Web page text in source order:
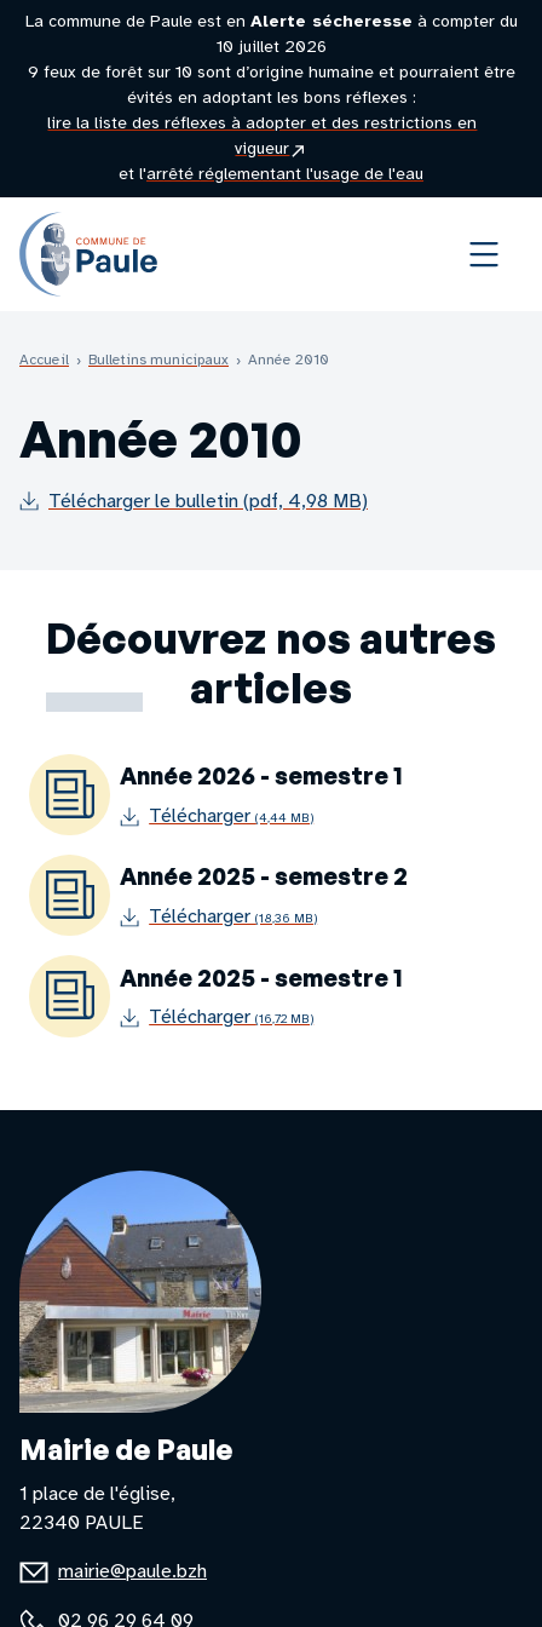
La commune de Paule est en Alerte sécheresse à compter du
10 juillet 2026
9 feux de forêt sur 10 sont d’origine humaine et pourraient être
évités en adoptant les bons réflexes :
lire la liste des réflexes à adopter et des restrictions en
vigueur(site
externe)
et l'arrêté réglementant l'usage de l'eau
Menu
Accueil › Bulletins municipaux › Année 2010
Année 2010
Télécharger le bulletin (pdf, 4,98 MB)
Découvrez nos autres
articles
Année 2026 - semestre 1
Télécharger(4,44 MB)
Année 2025 - semestre 2
Télécharger(18,36 MB)
Année 2025 - semestre 1
Télécharger(16,72 MB)
Mairie de Paule
1 place de l'église,
22340 PAULE
E-
mairie@paule.bzh
Téléphone
02 96 29 64 09